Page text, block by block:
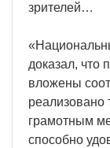
зрителей…
доказал, что
вложены
реализовано
грамотным
способно